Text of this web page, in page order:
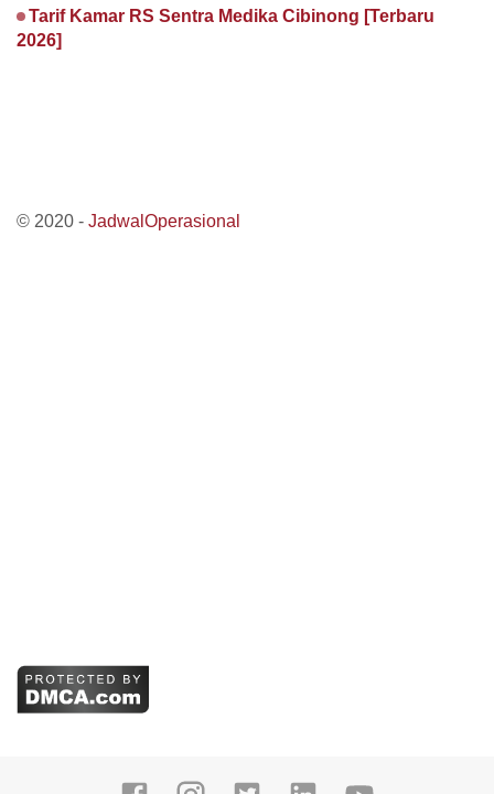
Tarif Kamar RS Sentra Medika Cibinong [Terbaru
2026]
© 2020 - JadwalOperasional